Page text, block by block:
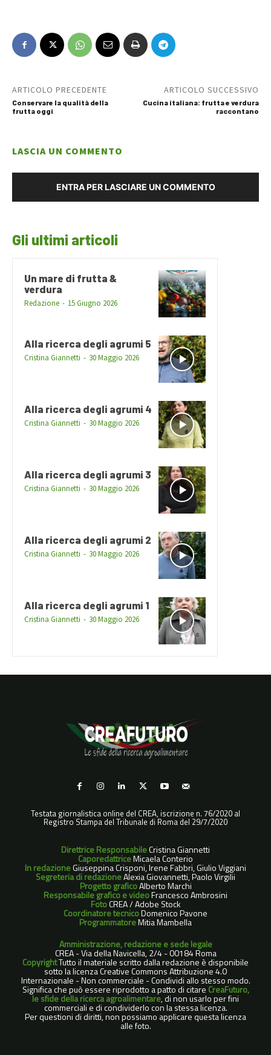
ARTICOLO PRECEDENTE
Conservare la qualità della
frutta oggi
ARTICOLO SUCCESSIVO
Cucina italiana: frutta e verdura
raccontano
LASCIA UN COMMENTO
ENTRA PER LASCIARE UN COMMENTO
Gli ultimi articoli
Un mare di frutta &
verdura
Redazione - 15 Giugno 2026
Alla ricerca degli agrumi 5
Cristina Giannetti - 30 Maggio 2026
Alla ricerca degli agrumi 4
Cristina Giannetti - 30 Maggio 2026
Alla ricerca degli agrumi 3
Cristina Giannetti - 30 Maggio 2026
Alla ricerca degli agrumi 2
Cristina Giannetti - 30 Maggio 2026
Alla ricerca degli agrumi 1
Cristina Giannetti - 30 Maggio 2026
Testata giornalistica online del CREA, iscrizione n. 76/2020 al
Registro Stampa del Tribunale di Roma del 29/7/2020
Direttrice ResponsabileCristina Giannetti
CaporedattriceMicaela Conterio
In redazioneGiuseppina Crisponi, Irene Fabbri, Giulio Viggiani
Segreteria di redazioneAlexia Giovannetti, Paolo Virgilii
Progetto graficoAlberto Marchi
Responsabile grafico e videoFrancesco Ambrosini
FotoCREA / Adobe Stock
Coordinatore tecnicoDomenico Pavone
ProgrammatoreMitia Mambella
Amministrazione, redazione e sede legale
CREA - Via della Navicella, 2/4 - 00184 Roma
CopyrightTutto il materiale scritto dalla redazione è disponibile
sotto la licenza Creative Commons Attribuzione 4.0
Internazionale - Non commerciale - Condividi allo stesso modo.
Significa che può essere riprodotto a patto di citare CreaFuturo,
le sfide della ricerca agroalimentare, di non usarlo per fini
commerciali e di condividerlo con la stessa licenza.
Per questioni di diritti, non possiamo applicare questa licenza
alle foto.